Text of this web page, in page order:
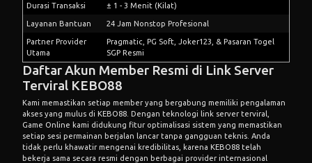
Durasi Transaksi ± 1 - 3 Menit (Kilat)
Layanan Bantuan 24 Jam Nonstop Profesional
Partner Provider
Utama
Pragmatic, PG Soft, Joker123, & Pasaran Togel
SGP Resmi
Daftar Akun Member Resmi di Link Server
Terviral KEBO88
Kami memastikan setiap member yang bergabung memiliki pengalaman
akses yang mulus di KEBO88. Dengan teknologi link server terviral,
Game Online kami didukung fitur optimalisasi sistem yang memastikan
setiap sesi permainan berjalan lancar tanpa gangguan teknis. Anda
tidak perlu khawatir mengenai kredibilitas, karena KEBO88 telah
bekerja sama secara resmi dengan berbagai provider internasional